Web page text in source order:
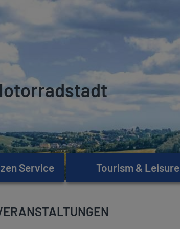
Service Tourism & Leisure